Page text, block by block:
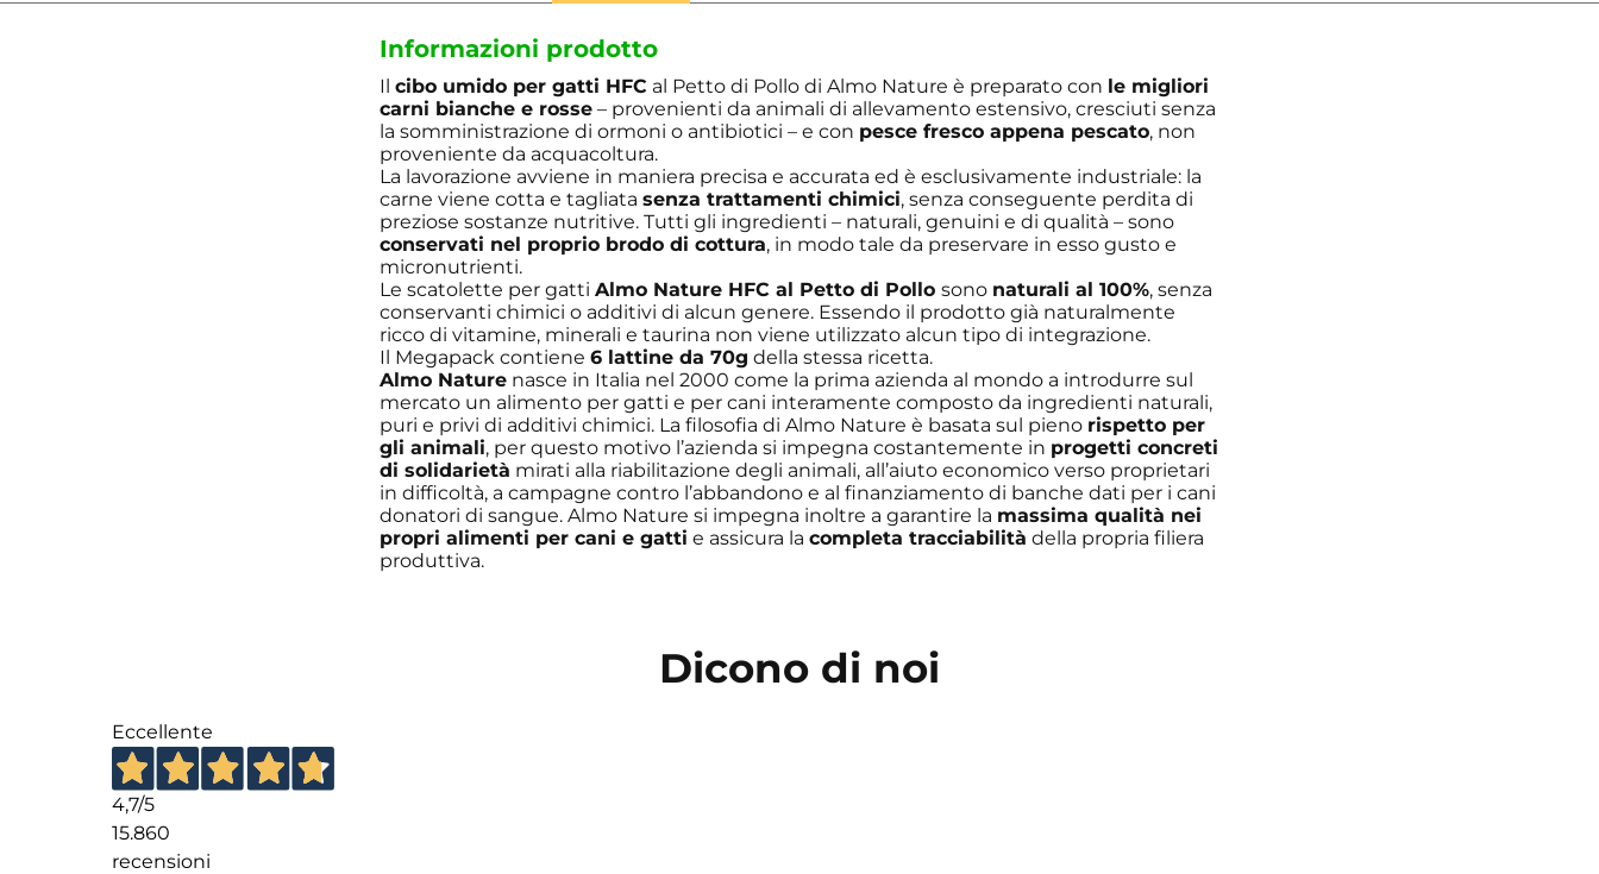
Informazioni prodotto
Ilcibo umido per gatti HFC al Petto di Pollo di Almo Nature è preparato con le migliori
carni bianche e rosse – provenienti da animali di allevamento estensivo, cresciuti senza
la somministrazione di ormoni o antibiotici – e con pesce fresco appena pescato, non
proveniente da acquacoltura.
La lavorazione avviene in maniera precisa e accurata ed è esclusivamente industriale: la
carne viene cotta e tagliatasenza trattamenti chimici, senza conseguente perdita di
preziose sostanze nutritive. Tutti gli ingredienti – naturali, genuini e di qualità – sono
conservati nel proprio brodo di cottura, in modo tale da preservare in esso gusto e
micronutrienti.
Le scatolette per gattiAlmo Nature HFC al Petto di Pollosono naturali al 100%, senza
conservanti chimici o additivi di alcun genere. Essendo il prodotto già naturalmente
ricco di vitamine, minerali e taurina non viene utilizzato alcun tipo di integrazione.
Il Megapack contiene6 lattine da 70g della stessa ricetta.
Almo Nature nasce in Italia nel 2000 come la prima azienda al mondo a introdurre sul
mercato un alimento per gatti e per cani interamente composto da ingredienti naturali,
puri e privi di additivi chimici. La filosofia di Almo Nature è basata sul pieno rispetto per
gli animali, per questo motivo l’azienda si impegna costantemente in progetti concreti
di solidarietà mirati alla riabilitazione degli animali, all’aiuto economico verso proprietari
in difficoltà, a campagne contro l’abbandono e al finanziamento di banche dati per i cani
donatori di sangue. Almo Nature si impegna inoltre a garantire la massima qualità nei
propri alimenti per cani e gatti e assicura lacompleta tracciabilità della propria filiera
produttiva.
Dicono di noi
Eccellente
4,7/5
15.860
recensioni